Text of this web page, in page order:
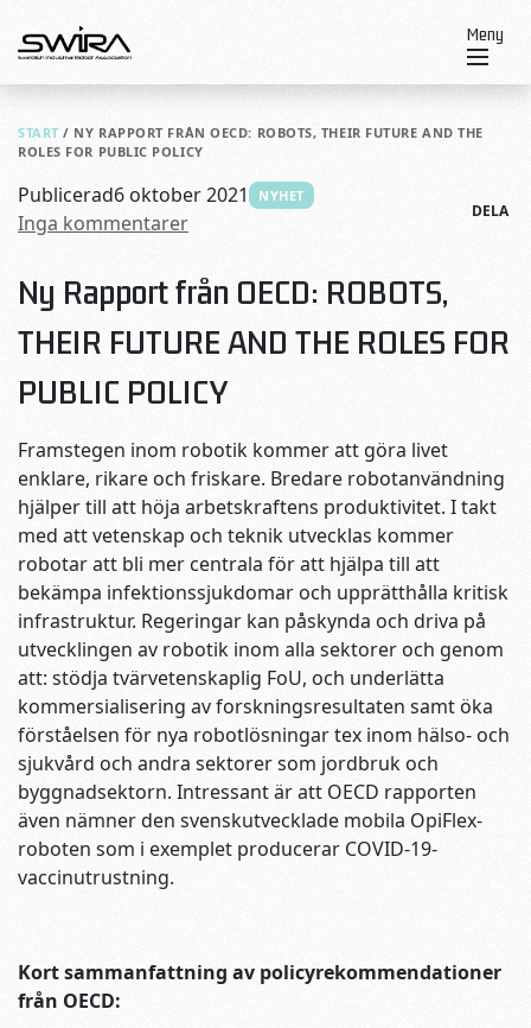
Meny
START / NY RAPPORT FRÅN OECD: ROBOTS, THEIR FUTURE AND THE
ROLES FOR PUBLIC POLICY
Publicerad6 oktober 2021 NYHET
Inga kommentarer DELA
Ny Rapport från OECD: ROBOTS,
THEIR FUTURE AND THE ROLES FOR
PUBLIC POLICY
Framstegen inom robotik kommer att göra livet
enklare, rikare och friskare. Bredare robotanvändning
hjälper till att höja arbetskraftens produktivitet. I takt
med att vetenskap och teknik utvecklas kommer
robotar att bli mer centrala för att hjälpa till att
bekämpa infektionssjukdomar och upprätthålla kritisk
infrastruktur. Regeringar kan påskynda och driva på
utvecklingen av robotik inom alla sektorer och genom
att: stödja tvärvetenskaplig FoU, och underlätta
kommersialisering av forskningsresultaten samt öka
förståelsen för nya robotlösningar tex inom hälso- och
sjukvård och andra sektorer som jordbruk och
byggnadsektorn. Intressant är att OECD rapporten
även nämner den svenskutvecklade mobila OpiFlex-
roboten som i exemplet producerar COVID-19-
vaccinutrustning.
Kort sammanfattning av policyrekommendationer
från OECD: